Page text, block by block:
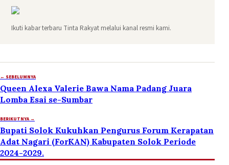
Ikuti kabar terbaru Tinta Rakyat melalui kanal resmi kami.
← SEBELUMNYA
Queen Alexa Valerie Bawa Nama Padang Juara
Lomba Esai se-Sumbar
BERIKUTNYA →
Bupati Solok Kukuhkan Pengurus Forum Kerapatan
Adat Nagari (ForKAN) Kabupaten Solok Periode
2024-2029.